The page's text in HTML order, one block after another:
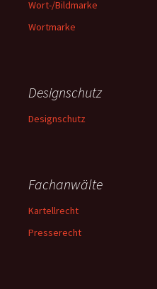
Wort-/Bildmarke
Wortmarke
Designschutz
Designschutz
Fachanwälte
Kartellrecht
Presserecht